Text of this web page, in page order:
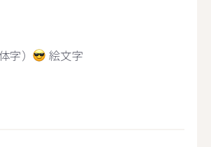
字） 絵文字